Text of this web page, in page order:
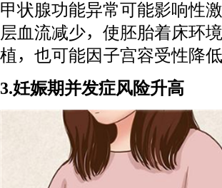
甲状腺功能异常可能影响性
层血流减少，使胚胎着床环
植，也可能因子宫容受性降
3.妊娠期并发症风险升高